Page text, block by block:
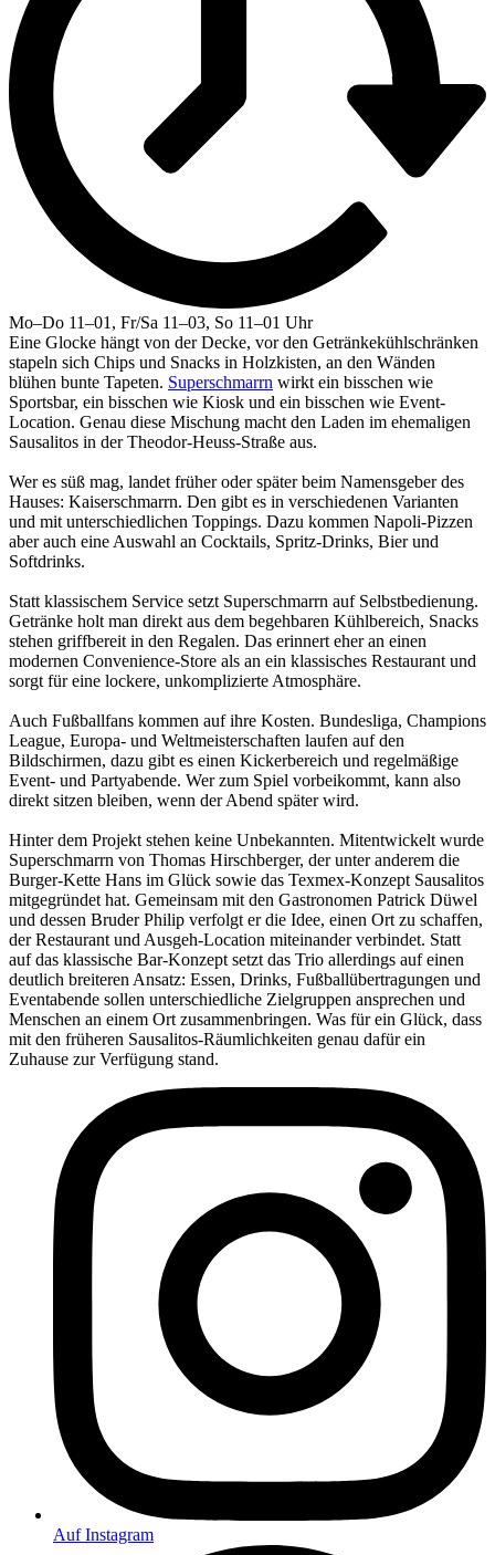
Mo–Do 11–01, Fr/Sa 11–03, So 11–01 Uhr
Eine Glocke hängt von der Decke, vor den Getränkekühlschränken
stapeln sich Chips und Snacks in Holzkisten, an den Wänden
blühen bunte Tapeten. Superschmarrn wirkt ein bisschen wie
Sportsbar, ein bisschen wie Kiosk und ein bisschen wie Event-
Location. Genau diese Mischung macht den Laden im ehemaligen
Sausalitos in der Theodor-Heuss-Straße aus.
Wer es süß mag, landet früher oder später beim Namensgeber des
Hauses: Kaiserschmarrn. Den gibt es in verschiedenen Varianten
und mit unterschiedlichen Toppings. Dazu kommen Napoli-Pizzen
aber auch eine Auswahl an Cocktails, Spritz-Drinks, Bier und
Softdrinks.
Statt klassischem Service setzt Superschmarrn auf Selbstbedienung.
Getränke holt man direkt aus dem begehbaren Kühlbereich, Snacks
stehen griffbereit in den Regalen. Das erinnert eher an einen
modernen Convenience-Store als an ein klassisches Restaurant und
sorgt für eine lockere, unkomplizierte Atmosphäre.
Auch Fußballfans kommen auf ihre Kosten. Bundesliga, Champions
League, Europa- und Weltmeisterschaften laufen auf den
Bildschirmen, dazu gibt es einen Kickerbereich und regelmäßige
Event- und Partyabende. Wer zum Spiel vorbeikommt, kann also
direkt sitzen bleiben, wenn der Abend später wird.
Hinter dem Projekt stehen keine Unbekannten. Mitentwickelt wurde
Superschmarrn von Thomas Hirschberger, der unter anderem die
Burger-Kette Hans im Glück sowie das Texmex-Konzept Sausalitos
mitgegründet hat. Gemeinsam mit den Gastronomen Patrick Düwel
und dessen Bruder Philip verfolgt er die Idee, einen Ort zu schaffen,
der Restaurant und Ausgeh-Location miteinander verbindet. Statt
auf das klassische Bar-Konzept setzt das Trio allerdings auf einen
deutlich breiteren Ansatz: Essen, Drinks, Fußballübertragungen und
Eventabende sollen unterschiedliche Zielgruppen ansprechen und
Menschen an einem Ort zusammenbringen. Was für ein Glück, dass
mit den früheren Sausalitos-Räumlichkeiten genau dafür ein
Zuhause zur Verfügung stand.
Auf Instagram